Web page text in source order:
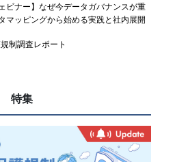
ビナー】なぜ今データガバナンスが重
マッピングから始める実践と社内展開
制調査レポート
特集